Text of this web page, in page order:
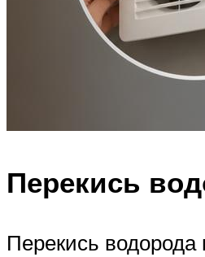
Перекись
Перекись водорода